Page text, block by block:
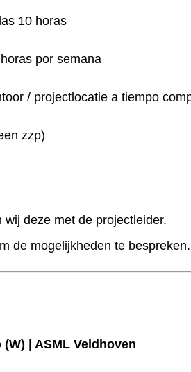
10 horas
por semana
/ projectlocatie a tiempo
zzp)
deze met de projectleider.
de mogelijkheden te bespreken.
| ASML Veldhoven